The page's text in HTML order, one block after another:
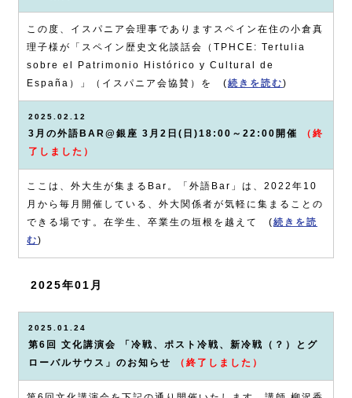
この度、イスパニア会理事でありますスペイン在住の小倉真
理子様が「スペイン歴史文化談話会（TPHCE: Tertulia
sobre el Patrimonio Histórico y Cultural de
España）」（イスパニア会協賛）を (続きを読む)
2025.02.12
3月の外語BAR@銀座 3月2日(日)18:00～22:00開催
（終
了しました）
ここは、外大生が集まるBar。「外語Bar」は、2022年10
月から毎月開催している、外大関係者が気軽に集まることの
できる場です。在学生、卒業生の垣根を越えて (続きを読
む)
2025年01月
2025.01.24
第6回 文化講演会 「冷戦、ポスト冷戦、新冷戦（？）とグ
ローバルサウス」のお知らせ
（終了しました）